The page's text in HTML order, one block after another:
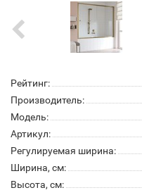
Рейтинг:
Производитель:
Модель:
Артикул:
Регулируемая ширина:
Ширина, см:
Высота, см: